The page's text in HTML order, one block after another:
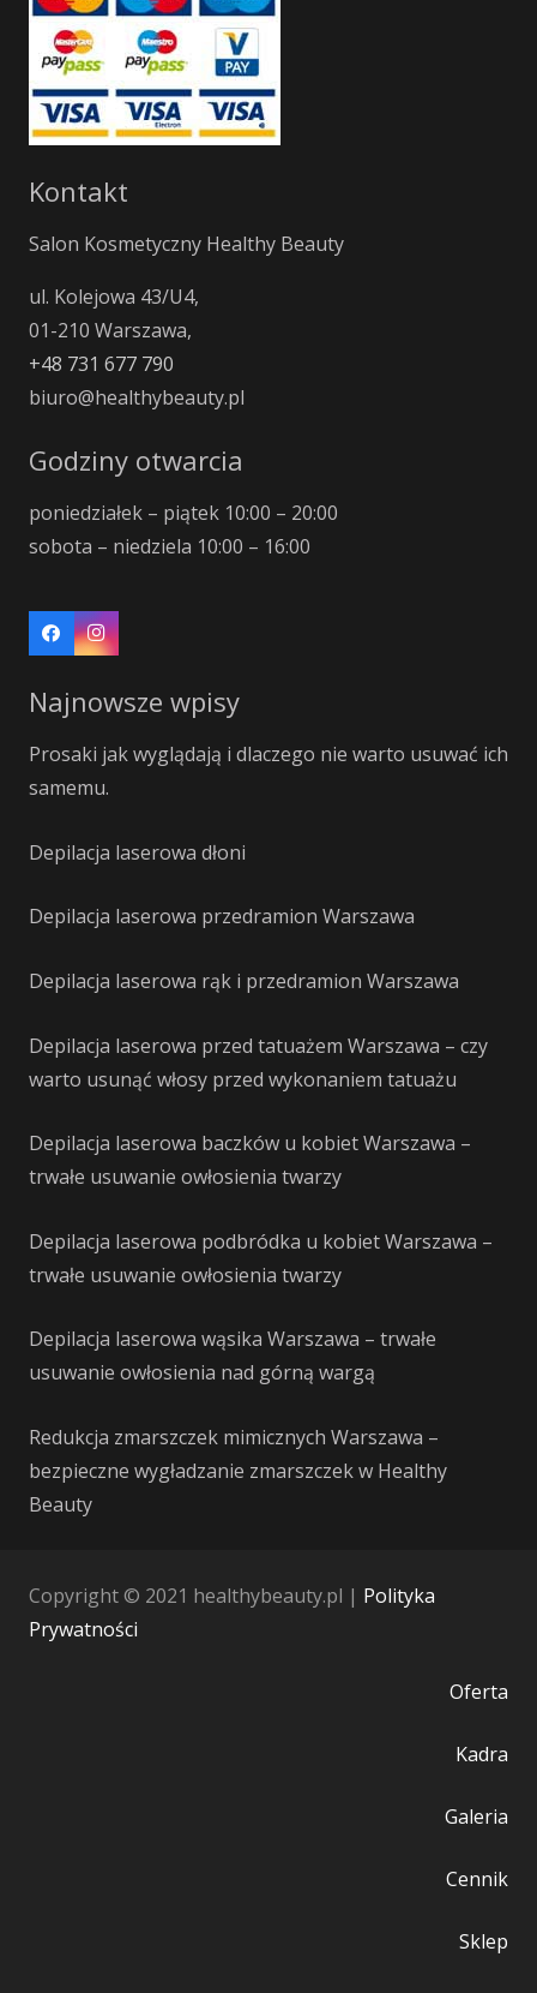
Kontakt
Salon Kosmetyczny Healthy Beauty
ul. Kolejowa 43/U4,
01-210 Warszawa,
+48 731 677 790
biuro@healthybeauty.pl
Godziny otwarcia
poniedziałek – piątek 10:00 – 20:00
sobota – niedziela 10:00 – 16:00
Najnowsze wpisy
Prosaki jak wyglądają i dlaczego nie warto usuwać ich
samemu.
Depilacja laserowa dłoni
Depilacja laserowa przedramion Warszawa
Depilacja laserowa rąk i przedramion Warszawa
Depilacja laserowa przed tatuażem Warszawa – czy
warto usunąć włosy przed wykonaniem tatuażu
Depilacja laserowa baczków u kobiet Warszawa –
trwałe usuwanie owłosienia twarzy
Depilacja laserowa podbródka u kobiet Warszawa –
trwałe usuwanie owłosienia twarzy
Depilacja laserowa wąsika Warszawa – trwałe
usuwanie owłosienia nad górną wargą
Redukcja zmarszczek mimicznych Warszawa –
bezpieczne wygładzanie zmarszczek w Healthy
Beauty
Copyright © 2021 healthybeauty.pl | Polityka
Prywatności
Oferta
Kadra
Galeria
Cennik
Sklep